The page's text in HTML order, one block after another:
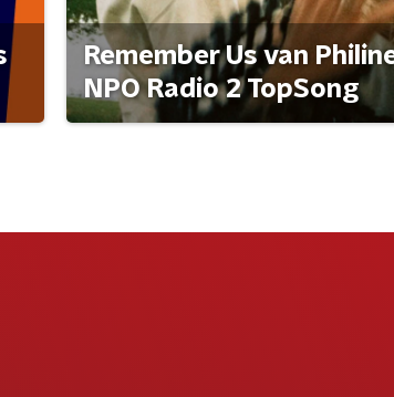
Remember Us van
NPO Radio 2 TopSong